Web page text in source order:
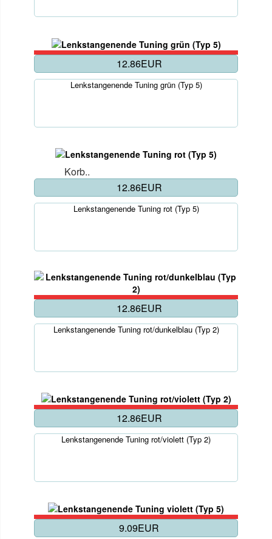
12.86EUR
Lenkstangenende Tuning grün (Typ 5)
Korb..
12.86EUR
Lenkstangenende Tuning rot (Typ 5)
12.86EUR
Lenkstangenende Tuning rot/dunkelblau (Typ 2)
12.86EUR
Lenkstangenende Tuning rot/violett (Typ 2)
9.09EUR